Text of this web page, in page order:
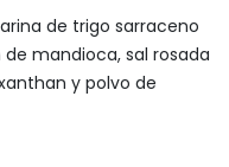
de trigo sarraceno
mandioca, sal rosada
y polvo de